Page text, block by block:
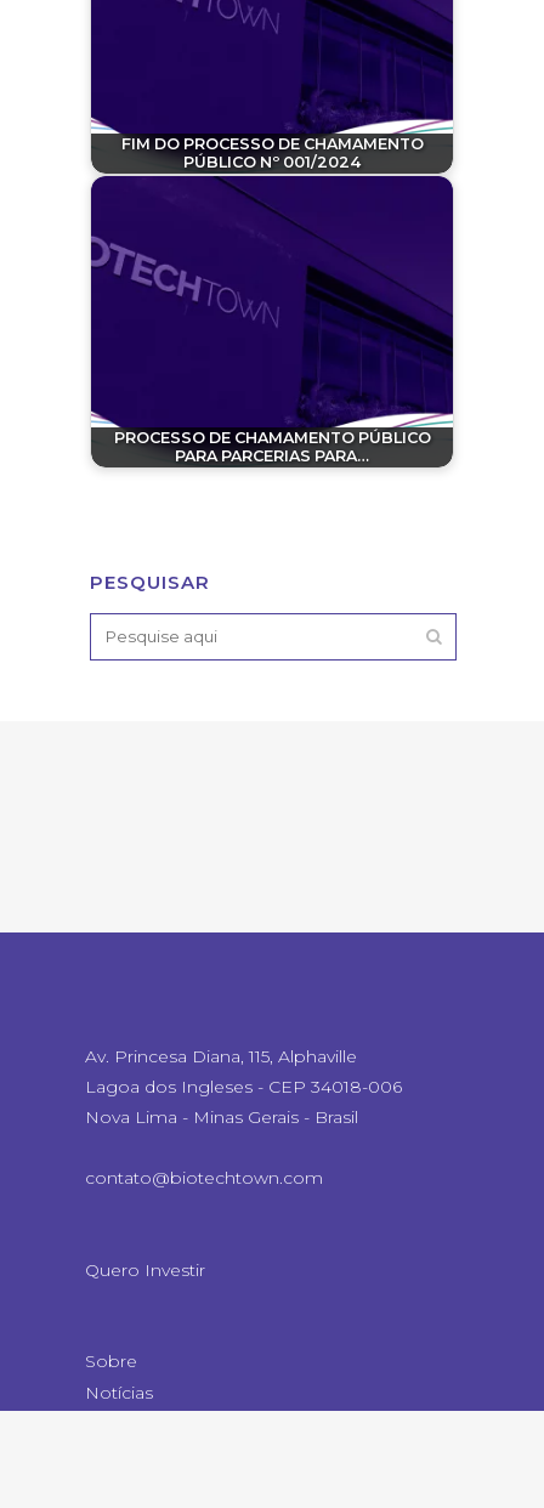
FIM DO PROCESSO DE CHAMAMENTO
PÚBLICO Nº 001/2024
PROCESSO DE CHAMAMENTO PÚBLICO
PARA PARCERIAS PARA…
PESQUISAR
Av. Princesa Diana, 115, Alphaville
Lagoa dos Ingleses - CEP 34018-006
Nova Lima - Minas Gerais - Brasil
contato@biotechtown.com
Quero Investir
Sobre
Notícias